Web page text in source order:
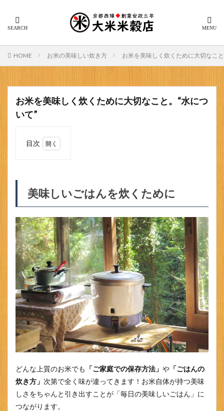
HOME お米の美味しい炊き方 お米を美味しく炊くために大切なこ
お米を美味しく炊くために大切なこと。“水につ
いて”
目次
んを
に
2
お米
に水
を吸
わせ
る
お米
に吸
水さ
せる
時間
につ
4
から
炊く
美味しいごはんを炊くために
どんな上質のお米でも 「ご家庭での保存方法」 や 「ごはんの
炊き方」 次第で全く味が違ってきます！お米自体が持つ美味
しさをちゃんと引き出すことが「毎日の美味しいごはん」に
つながります。